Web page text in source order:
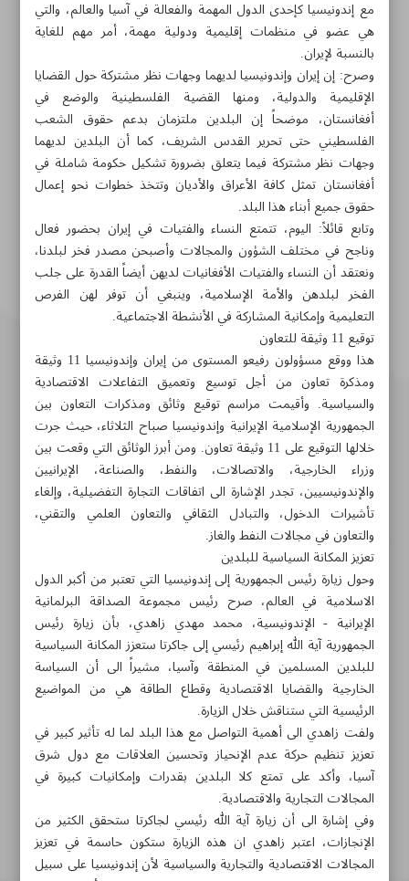
طهران-شارع سهروردي-شارع خرمشهر-مؤسسة ايران الثقافية
والاعلامية
۸۸۷٦۱۷۲۰ ۳۰۰۰٤٥۱۲۱۳ ۸۸۷٦۱۲٥٤
الأرشيف
الملاحق
الموقع القديم
مع إندونيسيا كإحدى الدول المهمة والفعالة في آسيا والعالم، والتي
هي عضو في منظمات إقليمية ودولية مهمة، أمر مهم للغاية
بالنسبة لإيران.
وصرح: إن إيران وإندونيسيا لديهما وجهات نظر مشتركة حول القضايا
الإقليمية والدولية، ومنها القضية الفلسطينية والوضع في
أفغانستان، موضحاً إن البلدين ملتزمان بدعم حقوق الشعب
الفلسطيني حتى تحرير القدس الشريف، كما أن البلدين لديهما
وجهات نظر مشترکة فيما يتعلق بضرورة تشكيل حكومة شاملة في
أفغانستان تمثل كافة الأعراق والأديان وتتخذ خطوات نحو إعمال
حقوق جميع أبناء هذا البلد.
وتابع قائلاً: اليوم، تتمتع النساء والفتيات في إیران بحضور فعال
وناجح في مختلف الشؤون والمجالات وأصبحن مصدر فخر لبلدنا،
ونعتقد أن النساء والفتيات الأفغانيات لديهن أيضاً القدرة على جلب
الفخر لبلدهن والأمة الإسلامية، وينبغي أن توفر لهن الفرص
التعليمية وإمكانية المشاركة في الأنشطة الاجتماعية.
توقيع 11 وثيقة للتعاون
هذا ووقع مسؤولون رفيعو المستوى من إيران وإندونيسيا 11 وثيقة
ومذكرة تعاون من أجل توسيع وتعميق التفاعلات الاقتصادية
والسياسية. وأقيمت مراسم توقيع وثائق ومذكرات التعاون بين
الجمهورية الإسلامية الإيرانية وإندونيسيا صباح الثلاثاء، حيث جرت
خلالها التوقيع على 11 وثيقة تعاون. ومن أبرز الوثائق التي وقعت بين
وزراء الخارجية، والاتصالات، والنفط، والصناعة، الإيرانيين
والإندونيسيين، تجدر الإشارة الى اتفاقات التجارة التفضيلية، وإلغاء
تأشيرات الدخول، والتبادل الثقافي والتعاون العلمي والتقني،
والتعاون في مجالات النفط والغاز.
تعزيز المكانة السياسية للبلدين
وحول زيارة رئيس الجمهورية إلى إندونيسيا التي تعتبر من أكبر الدول
الاسلامية في العالم، صرح رئيس مجموعة الصداقة البرلمانية
الإيرانية - الإندونيسية، محمد مهدي زاهدي، بأن زيارة رئيس
الجمهورية آية الله إبراهيم رئيسي إلى جاكرتا ستعزز المكانة السياسية
للبلدين المسلمين في المنطقة وآسيا، مشيراً الى أن السياسة
الخارجية والقضايا الاقتصادية وقطاع الطاقة هي من المواضيع
الرئيسية التي ستناقش خلال الزيارة.
ولفت زاهدي الى أهمية التواصل مع هذا البلد لما له تأثير كبير في
تعزيز تنظيم حركة عدم الإنحياز وتحسين العلاقات مع دول شرق
آسيا، وأكد على تمتع كلا البلدين بقدرات وإمكانيات كبيرة في
المجالات التجارية والاقتصادية.
وفي إشارة الى أن زيارة آية الله رئيسي لجاكرتا ستحقق الكثير من
الإنجازات، اعتبر زاهدي ان هذه الزيارة ستكون حاسمة في تعزيز
المجالات الاقتصادية والتجارية والسياسية لأن إندونيسيا على سبيل